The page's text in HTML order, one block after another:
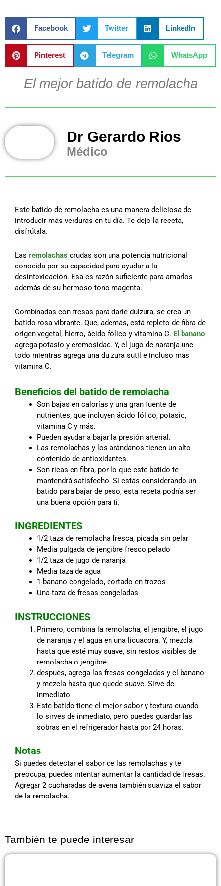
Facebook Twitter LinkedIn
Pinterest Telegram WhatsApp
El mejor batido de remolacha
Dr Gerardo Rios
Médico
Este batido de remolacha es una manera deliciosa de
introducir más verduras en tu día. Te dejo la receta,
disfrútala.
Las remolachas crudas son una potencia nutricional
conocida por su capacidad para ayudar a la
desintoxicación. Esa es razón suficiente para amarlos
además de su hermoso tono magenta.
Combinadas con fresas para darle dulzura, se crea un
batido rosa vibrante. Que, además, está repleto de fibra de
origen vegetal, hierro, ácido fólico y vitamina C. El banano
agrega potasio y cremosidad. Y, el jugo de naranja une
todo mientras agrega una dulzura sutil e incluso más
vitamina C.
Beneficios del batido de remolacha
Son bajas en calorías y una gran fuente de
nutrientes, que incluyen ácido fólico, potasio,
vitamina C y más.
Pueden ayudar a bajar la presión arterial.
Las remolachas y los arándanos tienen un alto
contenido de antioxidantes.
Son ricas en fibra, por lo que este batido te
mantendrá satisfecho. Si estás considerando un
batido para bajar de peso, esta receta podría ser
una buena opción para ti.
INGREDIENTES
1/2 taza de remolacha fresca, picada sin pelar
Media pulgada de jengibre fresco pelado
1/2 taza de jugo de naranja
Media taza de agua
1 banano congelado, cortado en trozos
Una taza de fresas congeladas
INSTRUCCIONES
Primero, combina la remolacha, el jengibre, el jugo
de naranja y el agua en una licuadora. Y, mezcla
hasta que esté muy suave, sin restos visibles de
remolacha o jengibre.
después, agrega las fresas congeladas y el banano
y mezcla hasta que quede suave. Sirve de
inmediato
Este batido tiene el mejor sabor y textura cuando
lo sirves de inmediato, pero puedes guardar las
sobras en el refrigerador hasta por 24 horas.
Notas
Si puedes detectar el sabor de las remolachas y te
preocupa, puedes intentar aumentar la cantidad de fresas.
Agregar 2 cucharadas de avena también suaviza el sabor
de la remolacha.
También te puede interesar